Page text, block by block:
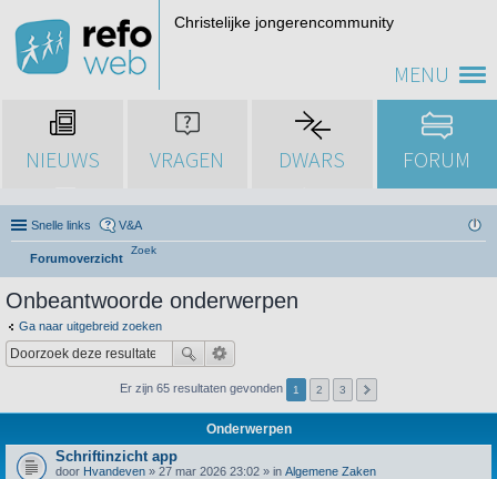
MENU
Christelijke jongerencommunity
NIEUWS VRAGEN DWARS FORUM
Snelle links V&A
Forumoverzicht
Zoek
Onbeantwoorde onderwerpen
Ga naar uitgebreid zoeken
Er zijn 65 resultaten gevonden 1 2 3
Onderwerpen
Schriftinzicht app
door Hvandeven » 27 mar 2026 23:02 » in Algemene Zaken